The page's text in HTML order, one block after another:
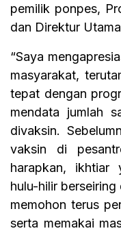
pemilik ponpes,
dan Direktur
“Saya
masyarakat,
tepat dengan
mendata jumlah
divaksin.
vaksin di
harapkan, ikhtiar
hulu-hilir
memohon terus
serta memakai